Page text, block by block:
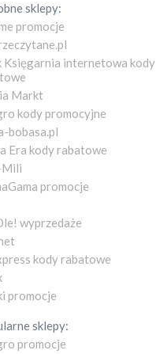
sklepy:
promocje
Księgarnia internetowa kody
Markt
kody promocyjne
bobasa.pl
Era kody rabatowe
promocje
wyprzedaże
kody rabatowe
promocje
sklepy:
promocje